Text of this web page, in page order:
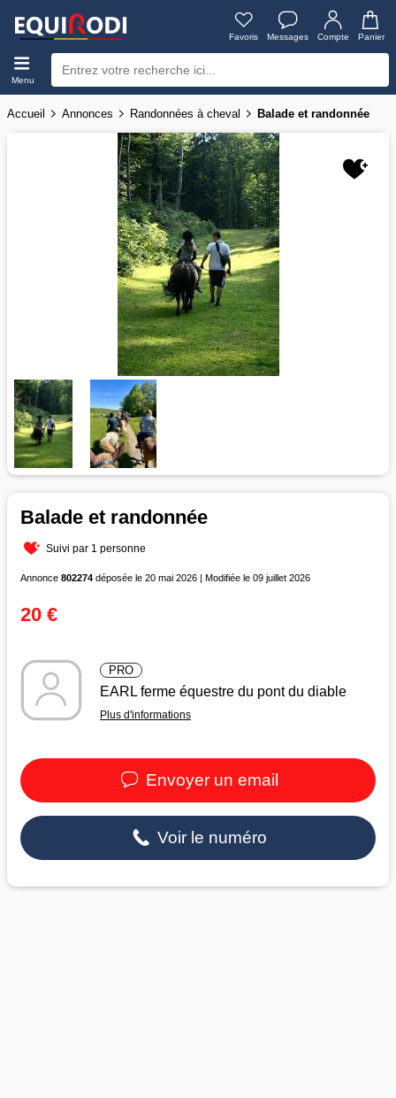
Favoris Messages Compte Panier
Menu
Accueil Annonces Randonnées à cheval Balade et randonnée
Balade et randonnée
Suivi par 1 personne
Annonce 802274 déposée le 20 mai 2026 | Modifiée le 09 juillet 2026
20 €
PRO
EARL ferme équestre du pont du diable
Plus d'informations
Envoyer un email
Voir le numéro